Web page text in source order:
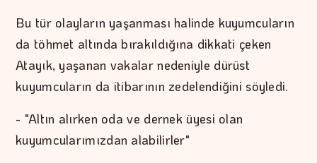
Bu tür olayların yaşanması halinde kuyumcuların
da töhmet altında bırakıldığına dikkati çeken
Atayık, yaşanan vakalar nedeniyle dürüst
kuyumcuların da itibarının zedelendiğini söyledi.
- "Altın alırken oda ve dernek üyesi olan
kuyumcularımızdan alabilirler"